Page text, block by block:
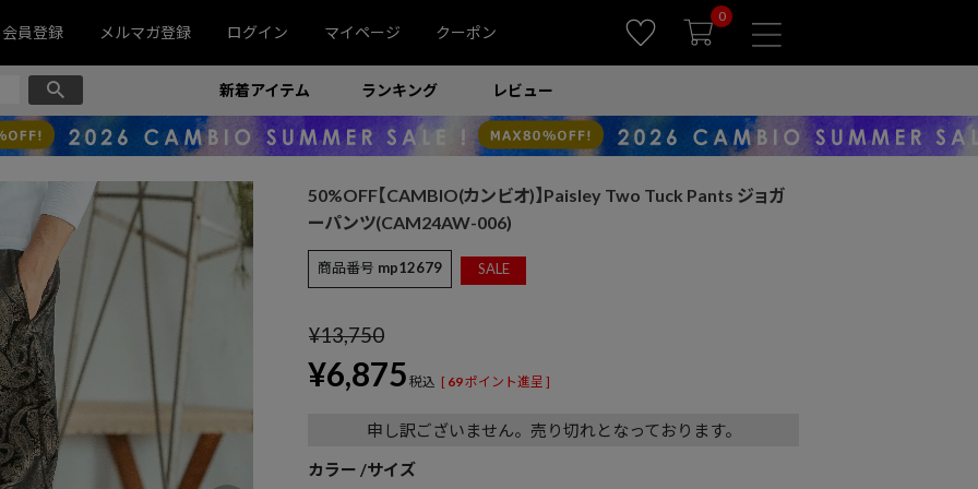
会員登録 メルマガ登録 ログイン マイページ クーポン
0
新着アイテム ランキング レビュー
50%OFF【CAMBIO(カンビオ)】Paisley Two Tuck Pants ジョガ
ーパンツ(CAM24AW-006)
商品番号 mp12679 SALE
¥13,750
¥6,875 税込 [ 69ポイント進呈 ]
申し訳ございません。売り切れとなっております。
カラー
サイズ